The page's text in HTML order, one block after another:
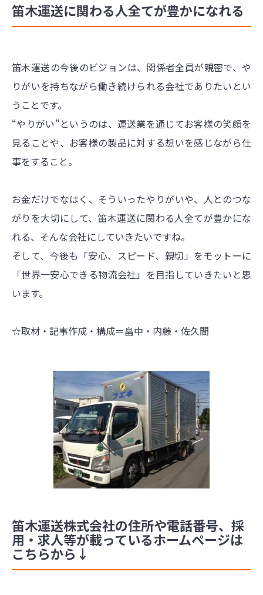
笛木運送に関わる人全てが豊かになれる
笛木運送の今後のビジョンは、関係者全員が親密で、や
りがいを持ちながら働き続けられる会社でありたいとい
うことです。
“やりがい”というのは、運送業を通じてお客様の笑顔を
見ることや、お客様の製品に対する想いを感じながら仕
事をすること。
お金だけでなはく、そういったやりがいや、人とのつな
がりを大切にして、笛木運送に関わる人全てが豊かにな
れる、そんな会社にしていきたいですね。
そして、今後も「安心、スピード、親切」をモットーに
「世界一安心できる物流会社」を目指していきたいと思
います。
☆取材・記事作成・構成＝畠中・内藤・佐久間
笛木運送株式会社の住所や電話番号、採
用・求人等が載っているホームページは
こちらから↓